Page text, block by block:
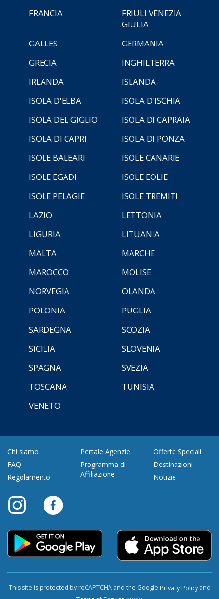
FRANCIA
FRIULI VENEZIA
GIULIA
GALLES
GERMANIA
GRECIA
INGHILTERRA
IRLANDA
ISLANDA
ISOLA D'ELBA
ISOLA D'ISCHIA
ISOLA DEL GIGLIO
ISOLA DI CAPRAIA
ISOLA DI CAPRI
ISOLA DI PONZA
ISOLE BALEARI
ISOLE CANARIE
ISOLE EGADI
ISOLE EOLIE
ISOLE PELAGIE
ISOLE TREMITI
LAZIO
LETTONIA
LIGURIA
LITUANIA
MALTA
MARCHE
MAROCCO
MOLISE
NORVEGIA
OLANDA
POLONIA
PUGLIA
SARDEGNA
SCOZIA
SICILIA
SLOVENIA
SPAGNA
SVEZIA
TOSCANA
TUNISIA
VENETO
Chi siamo
FAQ
Regolamento
Portale Agenzie
Programma di
Affiliazione
Offerte Speciali
Destinazioni
Notizie
This site is protected by reCAPTCHA and the Google Privacy Policyand